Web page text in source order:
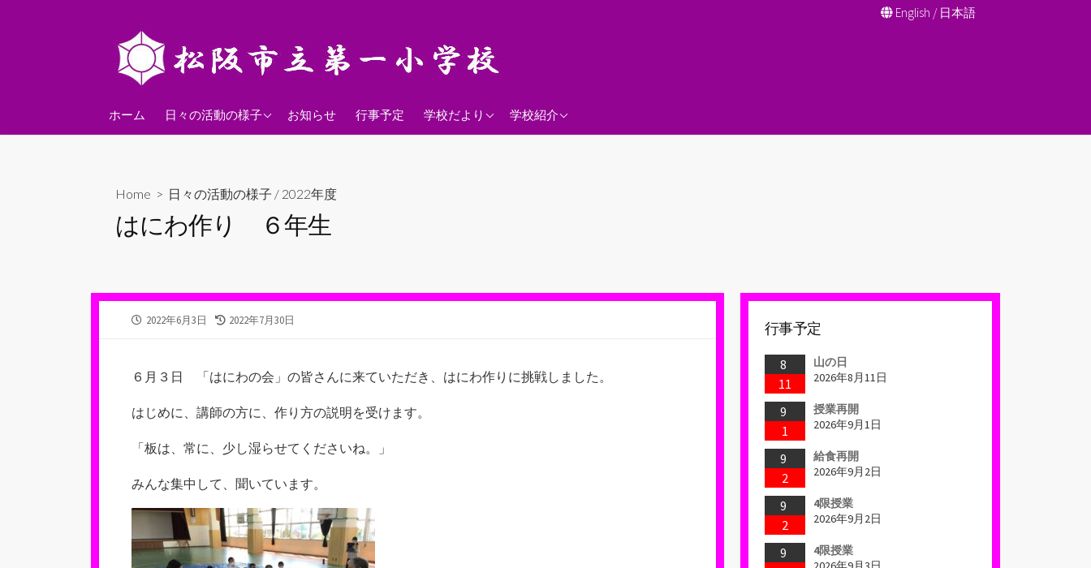
ス
English / 日本語
ホーム 日々の活動の様子
2026年度
お知らせ 行事予定 学校だより
2026年度 学校紹介
学校経営方針
Home > 日々の活動の様子 / 2022年度
はにわ作り ６年生
公
2022年6月3日
最
日
2022年7月30日
６月３日 「はにわの会」の皆さんに来ていただき、はにわ作りに挑戦しました。
はじめに、講師の方に、作り方の説明を受けます。
「板は、常に、少し湿らせてくださいね。」
みんな集中して、聞いています。
行事予定
8
11
山の日
2026年8月11日
9
1
授業再開
2026年9月1日
9
2
給食再開
2026年9月2日
9
2
4限授業
2026年9月2日
9
4限授業